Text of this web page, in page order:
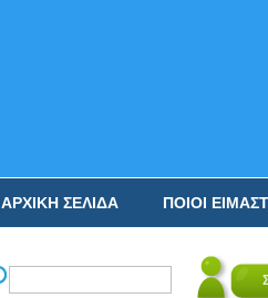
ΠΟΙΟΙ
ΑΡΧΙΚΗ ΣΕΛΙΔΑ